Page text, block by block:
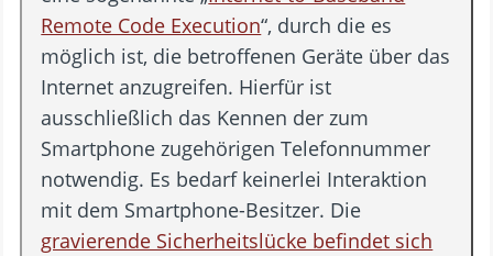
Remote Code Execution“, durch die es
möglich ist, die betroffenen Geräte über das
Internet anzugreifen. Hierfür ist
ausschließlich das Kennen der zum
Smartphone zugehörigen Telefonnummer
notwendig. Es bedarf keinerlei Interaktion
mit dem Smartphone-Besitzer. Die
gravierende Sicherheitslücke befindet sich